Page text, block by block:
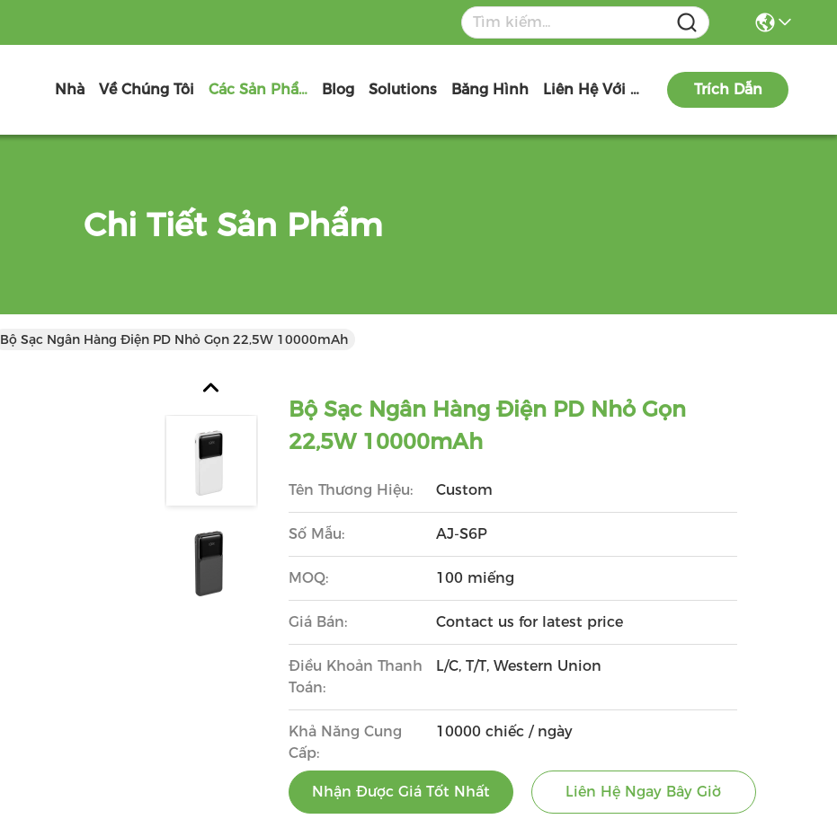
Nhà Về Chúng Tôi Các Sản Phẩm Blog Solutions Băng Hình Liên Hệ Với Chúng Tôi Trích Dẫn
Chi Tiết Sản Phẩm
Bộ Sạc Ngân Hàng Điện PD Nhỏ Gọn 22,5W 10000mAh
Bộ Sạc Ngân Hàng Điện PD Nhỏ Gọn
22,5W 10000mAh
Tên Thương Hiệu: Custom
Số Mẫu: AJ-S6P
MOQ: 100 miếng
Giá Bán: Contact us for latest price
Điều Khoản Thanh
Toán:
L/C, T/T, Western Union
Khả Năng Cung
Cấp:
10000 chiếc / ngày
Nhận Được Giá Tốt Nhất Liên Hệ Ngay Bây Giờ